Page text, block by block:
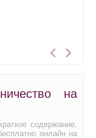
на
содержание,
онлайн на